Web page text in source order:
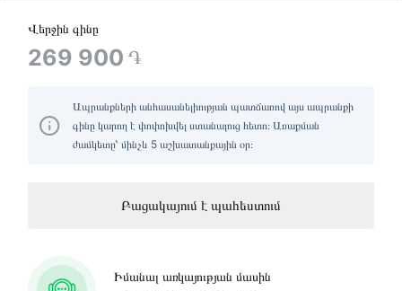
Վերջին գինը
269 900 ֏
Ապրանքների անհասանելիության պատճառով այս ապրանքի
գինը կարող է փոփոխվել ստանալուց հետո։ Առաքման
ժամկետը՝ մինչև 5 աշխատանքային օր։
Բացակայում է պահեստում
Իմանալ առկայության մասին